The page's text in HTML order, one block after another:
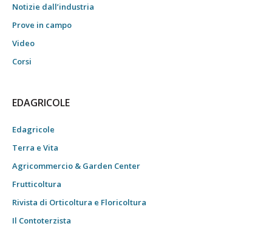
Notizie dall’industria
Prove in campo
Video
Corsi
EDAGRICOLE
Edagricole
Terra e Vita
Agricommercio & Garden Center
Frutticoltura
Rivista di Orticoltura e Floricoltura
Il Contoterzista